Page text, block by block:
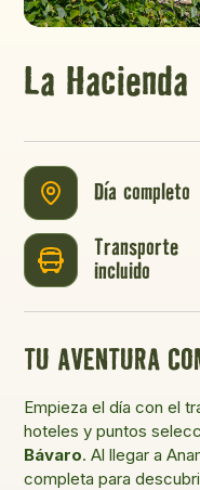
La Hacienda
Día completo
Transporte
incluido
TU AVENTURA
Empieza el día con el
hoteles y puntos
Bávaro. Al llegar a
completa para